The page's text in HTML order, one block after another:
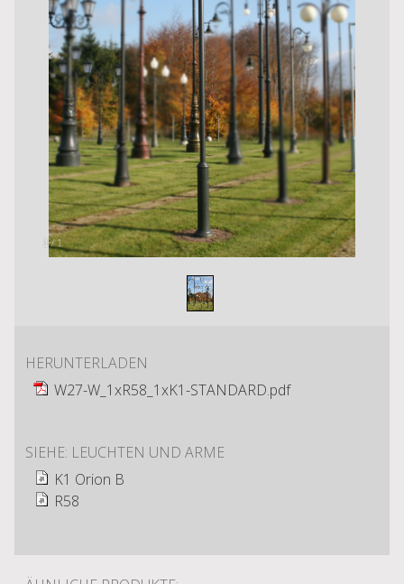
/1
HERUNTERLADEN
W27-W_1xR58_1xK1-STANDARD.pdf
SIEHE: LEUCHTEN UND ARME
K1 Orion B
R58